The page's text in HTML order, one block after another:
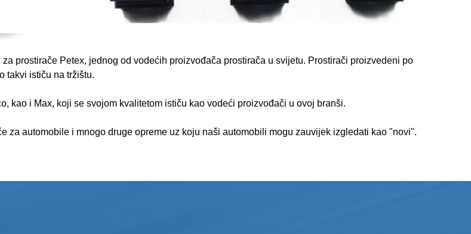
prostirače Petex, jednog od vodećih proizvođača prostirača u svijetu. Prostirači proizvedeni po
takvi ističu na tržištu.
kao i Max, koji se svojom kvalitetom ističu kao vodeći proizvođači u ovoj branši.
za automobile i mnogo druge opreme uz koju naši automobili mogu zauvijek izgledati kao "novi".